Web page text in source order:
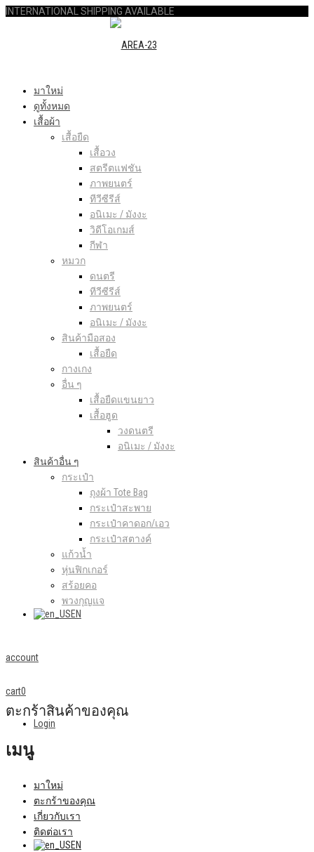
INTERNATIONAL SHIPPING AVAILABLE
มาใหม่
ดูทั้งหมด
เสื้อผ้า
เสื้อยืด
เสื้อวง
สตรีตแฟชัน
ภาพยนตร์
ทีวีซีรีส์
อนิเมะ / มังงะ
วิดีโอเกมส์
กีฬา
หมวก
ดนตรี
ทีวีซีรีส์
ภาพยนตร์
อนิเมะ / มังงะ
สินค้ามือสอง
เสื้อยืด
กางเกง
อื่น ๆ
เสื้อยืดแขนยาว
เสื้อฮูด
วงดนตรี
อนิเมะ / มังงะ
สินค้าอื่น ๆ
กระเป๋า
ถุงผ้า Tote Bag
กระเป๋าสะพาย
กระเป๋าคาดอก/เอว
กระเป๋าสตางค์
แก้วน้ำ
หุ่นฟิกเกอร์
สร้อยคอ
พวงกุญแจ
EN
account
Login
cart0
ตะกร้าสินค้าของคุณ
เมนู
มาใหม่
ตะกร้าของคุณ
เกี่ยวกับเรา
ติดต่อเรา
EN